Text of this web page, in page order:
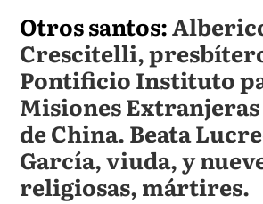
Otros santos:
Crescitelli,
Pontificio Instituto
Misiones
de China. Beata
García, viuda, y
religiosas, mártires.